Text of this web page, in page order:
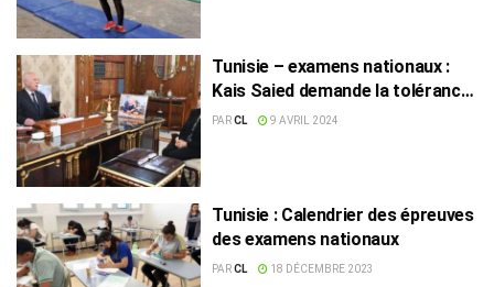
Tunisie – examens nationaux :
Kais Saied demande la tolérance
zéro contre la fraude
PARCL 9 AVRIL 2024
Tunisie : Calendrier des épreuves
des examens nationaux
PARCL 18 DÉCEMBRE 2023